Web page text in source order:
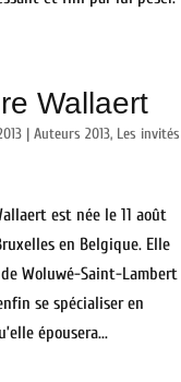
Wallaert
| Auteurs 2013, Les invités
est née le 11 août
en Belgique. Elle
Woluwé-Saint-Lambert
se spécialiser en
épousera...